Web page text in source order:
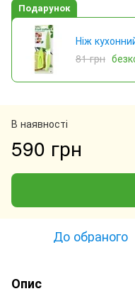
Подарунок
Ніж
81 грн
В наявності
590 грн
До обраного
Опис